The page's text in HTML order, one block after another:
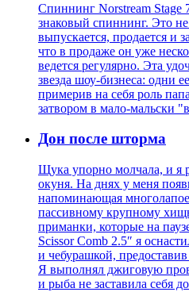
Спиннинг Norstream Stage
знаковый спиннинг. Это не
выпускается, продается и
что в продаже он уже
ведется регулярно. Эта
звезда шоу-бизнеса: одни
примерив на себя роль
затвором в мало-мальски
Дон после шторма
Щука упорно молчала, и я
окуня. На днях у меня
напоминающая
пассивному крупному
приманки, которые на
Scissor Comb 2.5″ я
и чебурашкой,
Я выполнял джиговую
и рыба не заставила себя